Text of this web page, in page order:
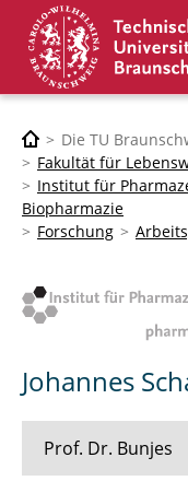
Die TU
Fakultät für
Institut für
Biopharmazie
Forschung
Johannes
Prof. Dr. Bunjes